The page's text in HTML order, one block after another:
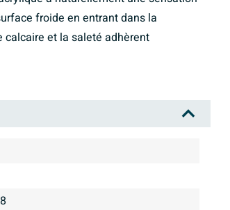
froide en entrant dans la
et la saleté adhèrent